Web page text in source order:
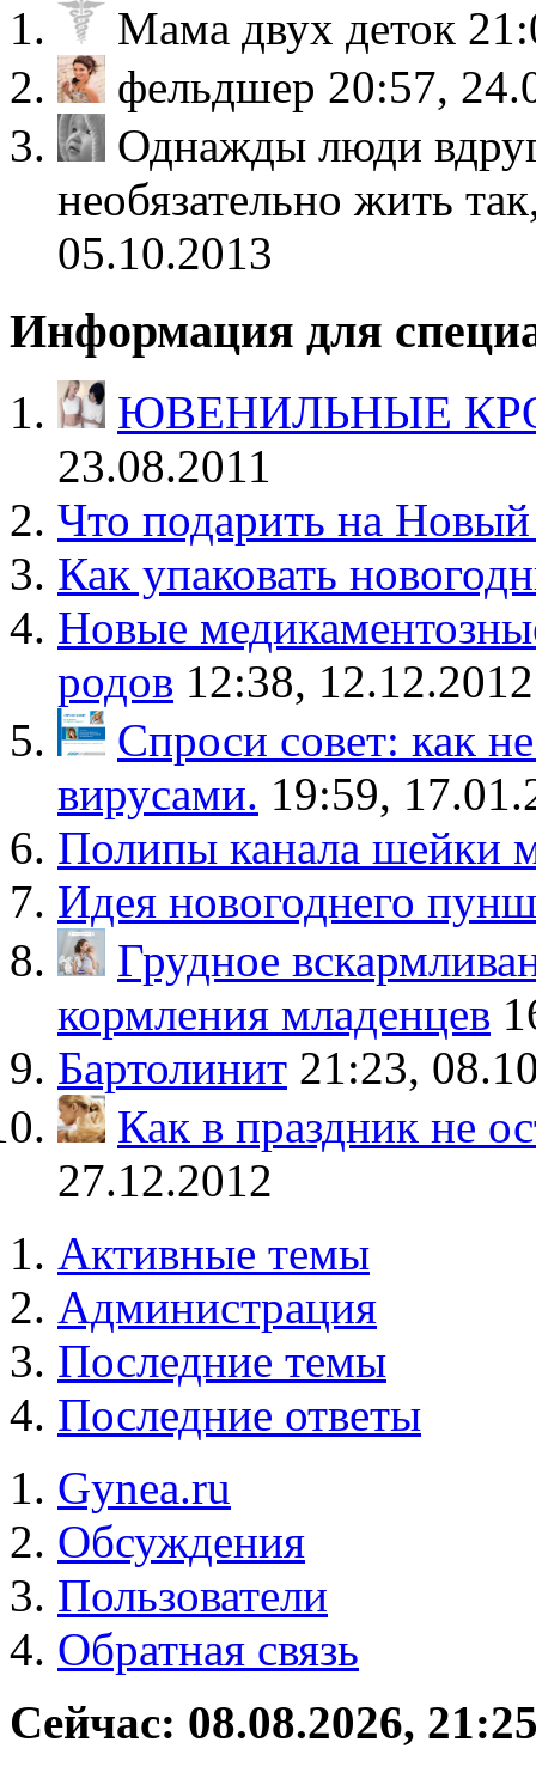
Мама двух деток
фельдшер 20:57,
Однажды люди
необязательно жить
05.10.2013
Информация для
ЮВЕНИЛЬНЫЕ
23.08.2011
Что подарить на Новый
Как упаковать
Новые
родов 12:38, 12.12.2012
Спроси совет: как
вирусами. 19:59,
Полипы канала шейки
Идея новогоднего
Грудное
кормления младенцев
Бартолинит 21:23,
Как в праздник не
27.12.2012
Активные темы
Администрация
Последние темы
Последние ответы
Gynea.ru
Обсуждения
Пользователи
Обратная связь
Сейчас: 08.08.2026,